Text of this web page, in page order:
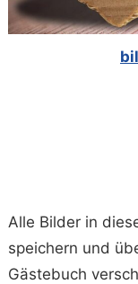
Alle Bilder in
speichern und
Gästebuch